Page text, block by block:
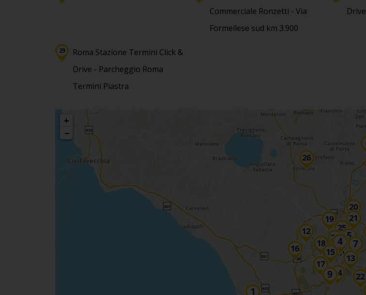
Commerciale Ronzetti - Via
Formellese sud km 3.900
Drive
Roma Stazione Termini Click &
Drive - Parcheggio Roma
Termini Piastra
+
−